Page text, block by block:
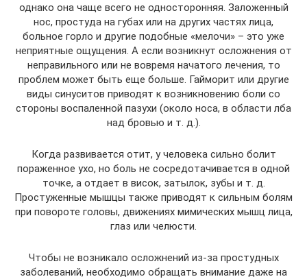
однако она чаще всего не односторонняя. Заложенный
нос, простуда на губах или на других частях лица,
больное горло и другие подобные «мелочи» – это уже
неприятные ощущения. А если возникнут осложнения от
неправильного или не вовремя начатого лечения, то
проблем может быть еще больше. Гайморит или другие
виды синуситов приводят к возникновению боли со
стороны воспаленной пазухи (около носа, в области лба
над бровью и т. д.).
Когда развивается отит, у человека сильно болит
пораженное ухо, но боль не сосредотачивается в одной
точке, а отдает в висок, затылок, зубы и т. д.
Простуженные мышцы также приводят к сильным болям
при повороте головы, движениях мимических мышц лица,
глаз или челюсти.
Чтобы не возникало осложнений из-за простудных
заболеваний, необходимо обращать внимание даже на